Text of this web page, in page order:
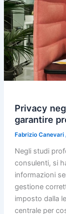
Privacy
garantire
Fabrizio Canevari
Negli studi
consulenti, si
informazioni
gestione
imposto dalla
centrale per